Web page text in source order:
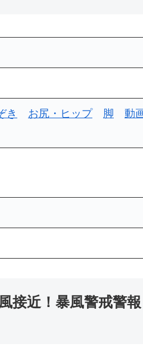
き お尻・ヒップ 脚 動
接近！暴風警戒警